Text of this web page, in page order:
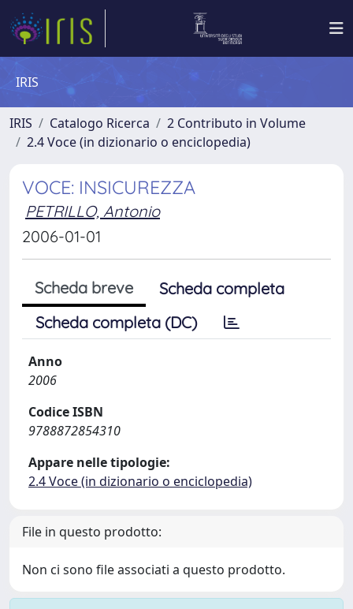
IRIS
IRIS Catalogo Ricerca
2 Contributo in Volume
2.4 Voce (in dizionario o enciclopedia)
VOCE: INSICUREZZA
PETRILLO, Antonio
2006-01-01
Scheda breve
Scheda completa
Scheda completa (DC)
Anno
2006
Codice ISBN
9788872854310
Appare nelle tipologie:
2.4 Voce (in dizionario o enciclopedia)
File in questo prodotto:
Non ci sono file associati a questo prodotto.